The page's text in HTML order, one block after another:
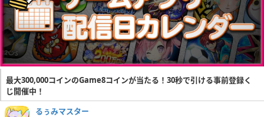
最大300,000コインのGame8コインが当たる！30秒で引ける事前登録く
じ開催中！
るぅみマスター